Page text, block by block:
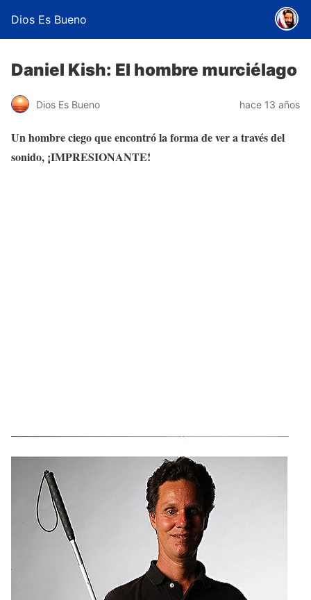
Dios Es Bueno
Daniel Kish: El hombre murciélago
Dios Es Bueno hace 13 años
Un hombre ciego que encontró la forma de ver a través del
sonido, ¡IMPRESIONANTE!